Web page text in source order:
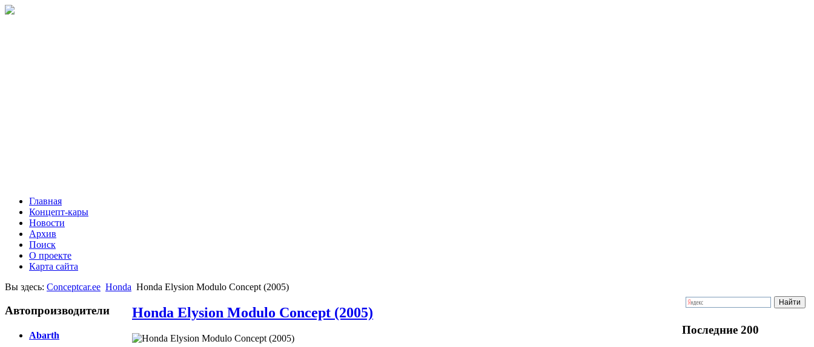
Главная
Концепт-кары
Новости
Архив
Поиск
О проекте
Карта сайта
Вы здесь: Conceptcar.ee Honda Honda Elysion Modulo Concept (2005)
Автопроизводители
Abarth
Honda Elysion Modulo Concept (2005)
Последние 200